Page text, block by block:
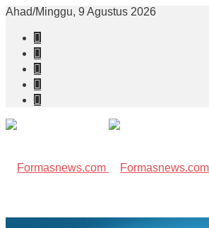
Ahad/Minggu, 9 Agustus 2026